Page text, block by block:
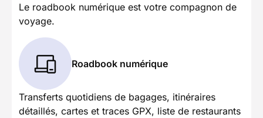
Le roadbook numérique est votre compagnon de
voyage.
Roadbook numérique
Transferts quotidiens de bagages, itinéraires
détaillés, cartes et traces GPX, liste de restaurants